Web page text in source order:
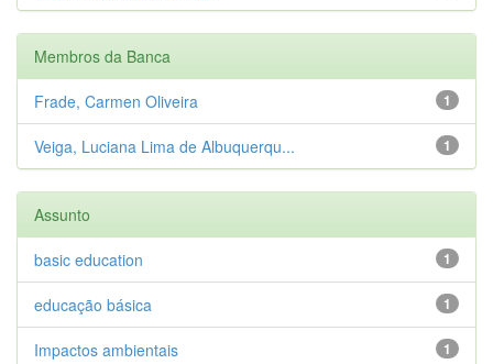
Membros da Banca
1
Frade, Carmen Oliveira
1
Veiga, Luciana Lima de Albuquerqu...
Assunto
1
basic education
1
educação básica
1
Impactos ambientais